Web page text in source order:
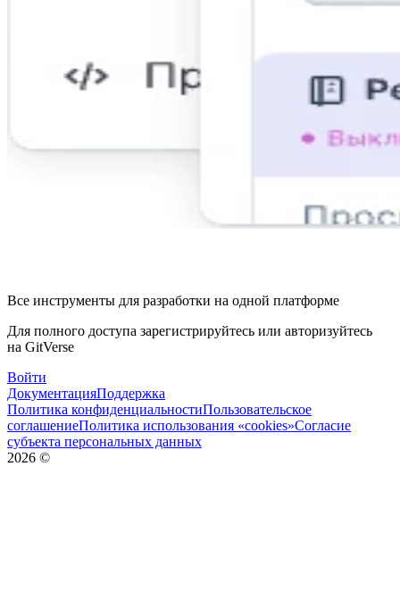
Все инструменты для разработки на одной платформе
Для полного доступа зарегистрируйтесь или авторизуйтесь
на GitVerse
Войти
ДокументацияПоддержка
Политика конфиденциальностиПользовательское
соглашениеПолитика использования «cookies»Согласие
субъекта персональных данных
2026 ©